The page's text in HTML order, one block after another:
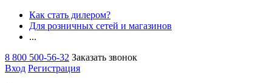
Как стать дилером?
Для розничных сетей и магазинов
...
8 800 500-56-32 Заказать звонок
Вход Регистрация